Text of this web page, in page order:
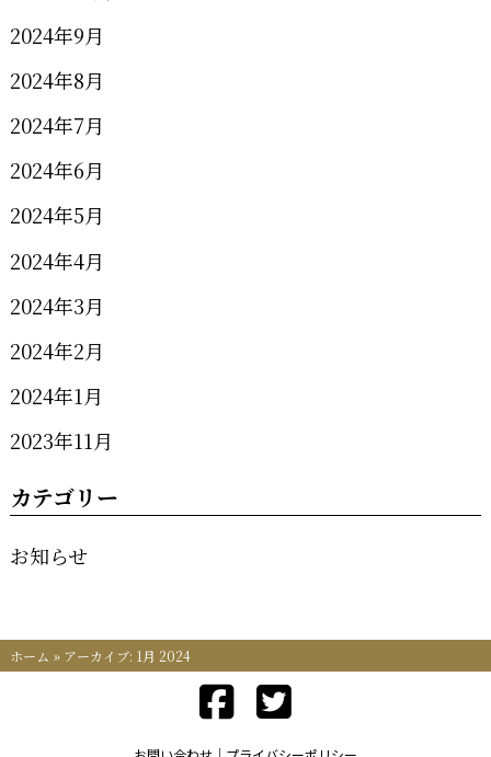
2024年9月
2024年8月
2024年7月
2024年6月
2024年5月
2024年4月
2024年3月
2024年2月
2024年1月
2023年11月
カテゴリー
お知らせ
ホーム » アーカイブ: 1月 2024